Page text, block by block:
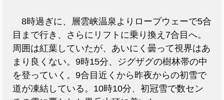
8時過ぎに、層雲峡温泉よりロープウェーで5合
目まで行き、さらにリフトに乗り換え7合目へ。
周囲は紅葉していたが、あいにく曇って視界はあ
まり良くない。9時15分、ジグザグの樹林帯の中
を登っていく。9合目近くから昨夜からの初雪で
道が凍結している。10時10分、初冠雪で数セン